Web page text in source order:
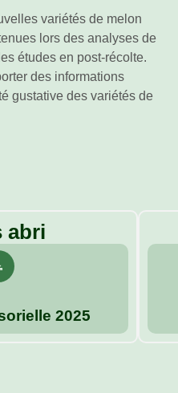
variétés de melon
lors des analyses de
études en post-récolte.
des informations
gustative des variétés de
abri
2025